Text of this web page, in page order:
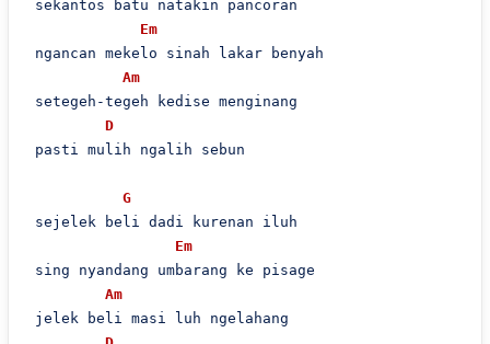
sekantos batu natakin pancoran
Em
ngancan mekelo sinah lakar benyah
Am
setegeh-tegeh kedise menginang
D
pasti mulih ngalih sebun
G
sejelek beli dadi kurenan iluh
Em
sing nyandang umbarang ke pisage
Am
jelek beli masi luh ngelahang